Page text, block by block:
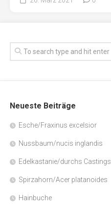
Neueste Beiträge
Esche/Fraxinus excelsior
Nussbaum/nucis inglandis
Edelkastanie/durchs Castings
Spirzahorn/Acer platanoides
Hainbuche